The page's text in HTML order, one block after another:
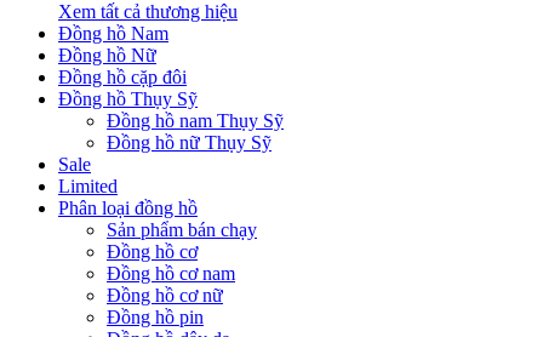
Xem tất cả thương hiệu
Đồng hồ Nam
Đồng hồ Nữ
Đồng hồ cặp đôi
Đồng hồ Thụy Sỹ
Đồng hồ nam Thụy Sỹ
Đồng hồ nữ Thụy Sỹ
Sale
Limited
Phân loại đồng hồ
Sản phẩm bán chạy
Đồng hồ cơ
Đồng hồ cơ nam
Đồng hồ cơ nữ
Đồng hồ pin